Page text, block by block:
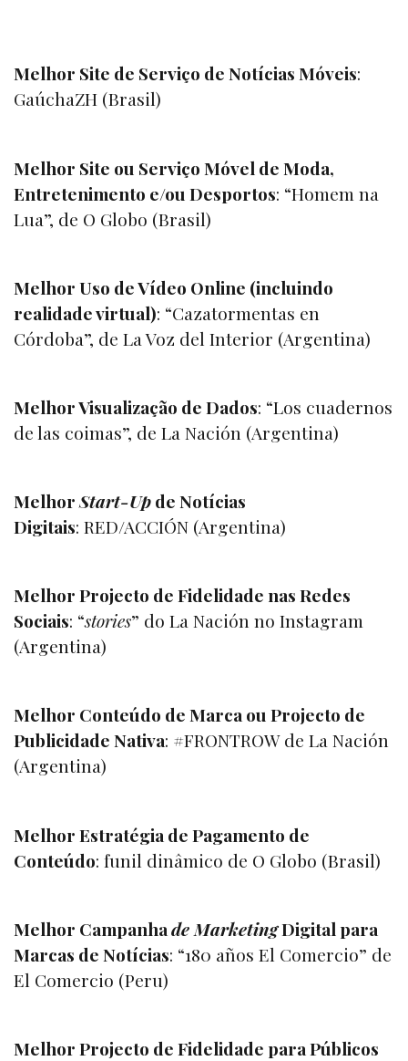
Melhor Site de Serviço de Notícias Móveis:
GaúchaZH (Brasil)
Melhor Site ou Serviço Móvel de Moda,
Entretenimento e/ou Desportos: “Homem na
Lua”, de O Globo (Brasil)
Melhor Uso de Vídeo Online (incluindo
realidade virtual): “Cazatormentas en
Córdoba”, de La Voz del Interior (Argentina)
Melhor Visualização de Dados: “Los cuadernos
de las coimas”, de La Nación (Argentina)
MelhorStart-Upde Notícias
Digitais: RED/ACCIÓN (Argentina)
Melhor Projecto de Fidelidade nas Redes
Sociais: “stories” do La Nación no Instagram
(Argentina)
Melhor Conteúdo de Marca ou Projecto de
Publicidade Nativa: #FRONTROWde La Nación
(Argentina)
Melhor Estratégia de Pagamento de
Conteúdo: funil dinâmico de O Globo (Brasil)
Melhor Campanhade MarketingDigital para
Marcas de Notícias: “180 años El Comercio” de
El Comercio (Peru)
Melhor Projecto de Fidelidade para Públicos